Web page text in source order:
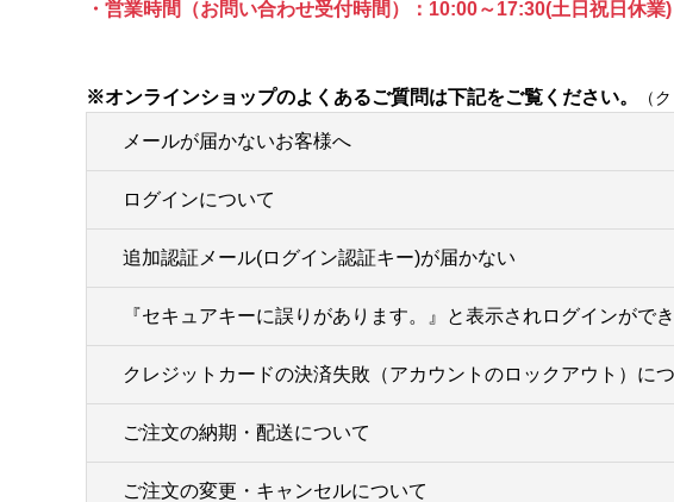
・営業時間（お問い合わせ受付時間）：10:00～17:30(土日祝日休業)
※オンラインショップのよくあるご質問は下記をご覧ください。 （
メールが届かないお客様へ
ログインについて
追加認証メール(ログイン認証キー)が届かない
『セキュアキーに誤りがあります。』と表示されログインがで
クレジットカードの決済失敗（アカウントのロックアウト）に
ご注文の納期・配送について
ご注文の変更・キャンセルについて